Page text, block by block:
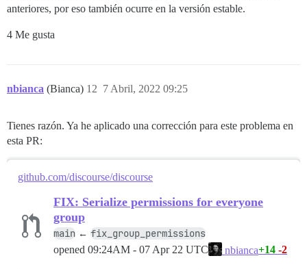
anteriores, por eso también ocurre en la versión estable.
4 Me gusta
nbianca (Bianca) 7 Abril, 2022 09:25
12
Tienes razón. Ya he aplicado una corrección para este problema en
esta PR:
github.com/discourse/discourse
FIX: Serialize permissions for everyone
group
main ← fix_group_permissions
opened 09:24AM - 07 Apr 22 UTC nbianca+14 -2